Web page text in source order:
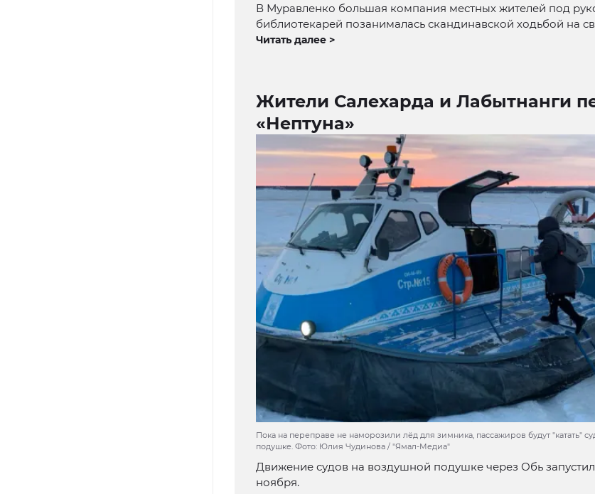
В Муравленко большая компания местных жителей под
библиотекарей позанималась скандинавской ходьбой на
Читать далее >
Жители Салехарда и Лабытнанги
«Нептуна»
Пока на переправе не наморозили лёд для зимника, пассажиров будут "катать"
подушке. Фото: Юлия Чудинова / "Ямал-Медиа"
Движение судов на воздушной подушке через Обь
ноября.